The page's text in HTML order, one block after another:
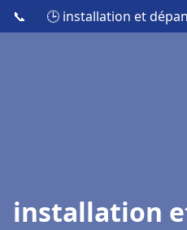
📞 🕒 installation et
installation